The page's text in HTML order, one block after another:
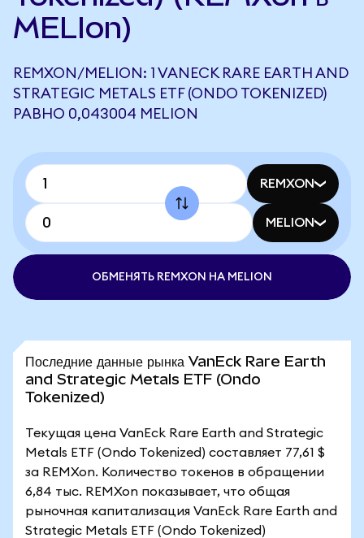
MELIon)
REMXON/MELION: 1 VANECK RARE EARTH AND
STRATEGIC METALS ETF (ONDO TOKENIZED)
РАВНО 0,043004 MELION
REMXON
MELION
ОБМЕНЯТЬ REMXON НА MELION
Последние данные рынка VanEck Rare Earth
and Strategic Metals ETF (Ondo
Tokenized)
Текущая цена VanEck Rare Earth and Strategic
Metals ETF (Ondo Tokenized) составляет 77,61 $
за REMXon. Количество токенов в обращении
6,84 тыс. REMXon показывает, что общая
рыночная капитализация VanEck Rare Earth and
Strategic Metals ETF (Ondo Tokenized)